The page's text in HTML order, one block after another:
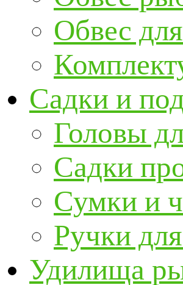
Обвес
Садки и
Головы
Садки
Сумки и
Ручки
Удилища